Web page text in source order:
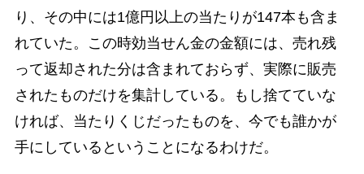
り、その中には1億円以上の当たりが147本も含ま
れていた。この時効当せん金の金額には、売れ残
って返却された分は含まれておらず、実際に販売
されたものだけを集計している。もし捨てていな
ければ、当たりくじだったものを、今でも誰かが
手にしているということになるわけだ。